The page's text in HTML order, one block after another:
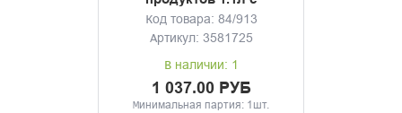
клипсой Парижские коты
Код товара: 84/913
Артикул: 3581725
В наличии: 1
1 037.00 РУБ
Минимальная партия: 1шт.